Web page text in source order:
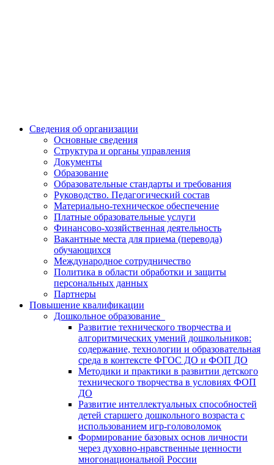
Сведения об организации
Основные сведения
Структура и органы управления
Документы
Образование
Образовательные стандарты и требования
Руководство. Педагогический состав
Материально-техническое обеспечение
Платные образовательные услуги
Финансово-хозяйственная деятельность
Вакантные места для приема (перевода)
обучающихся
Международное сотрудничество
Политика в области обработки и защиты
персональных данных
Партнеры
Повышение квалификации
Дошкольное образование
Развитие технического творчества и
алгоритмических умений дошкольников:
содержание, технологии и образовательная
среда в контексте ФГОС ДО и ФОП ДО
Методики и практики в развитии детского
технического творчества в условиях ФОП
ДО
Развитие интеллектуальных способностей
детей старшего дошкольного возраста с
использованием игр-головоломок
Формирование базовых основ личности
через духовно-нравственные ценности
многонациональной России